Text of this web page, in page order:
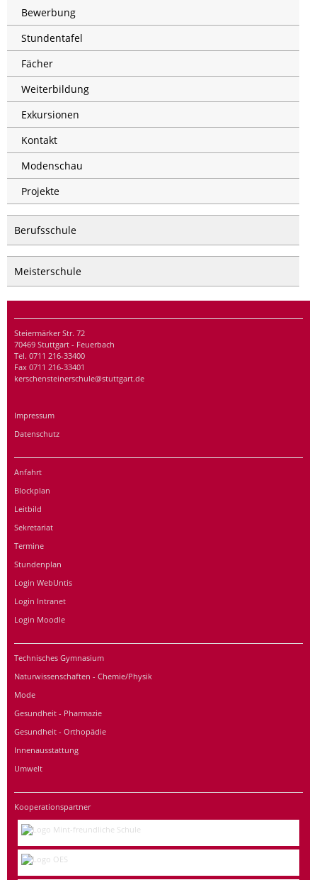
Bewerbung
Stundentafel
Fächer
Weiterbildung
Exkursionen
Kontakt
Modenschau
Projekte
Berufsschule
Meisterschule
Steiermärker Str. 72
70469 Stuttgart - Feuerbach
Tel. 0711 216-33400
Fax 0711 216-33401
kerschensteinerschule@stuttgart.de
Impressum
Datenschutz
Anfahrt
Blockplan
Leitbild
Sekretariat
Termine
Stundenplan
Login WebUntis
Login Intranet
Login Moodle
Technisches Gymnasium
Naturwissenschaften - Chemie/Physik
Mode
Gesundheit - Pharmazie
Gesundheit - Orthopädie
Innenausstattung
Umwelt
Kooperationspartner